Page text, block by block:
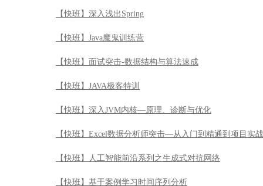
【快班】深入浅出Spring
【快班】Java魔鬼训练营
【快班】面试突击-数据结构与算法速成
【快班】JAVA极客特训
【快班】深入JVM内核—原理、诊断与优化
【快班】Excel数据分析师突击—从入门到精通到项目实战
【快班】人工智能前沿系列之生成式对抗网络
【快班】基于案例学习时间序列分析